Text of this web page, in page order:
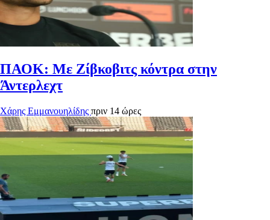
ΠΑΟΚ: Με Ζίβκοβιτς κόντρα στην
Άντερλεχτ
Χάρης Εμμανουηλίδης πριν 14 ώρες